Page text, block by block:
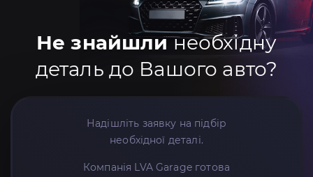
Не знайшлинеобхідну
деталь до Вашого авто?
Надішліть заявку на підбір
необхідної деталі.
Компанія LVA Garage готова